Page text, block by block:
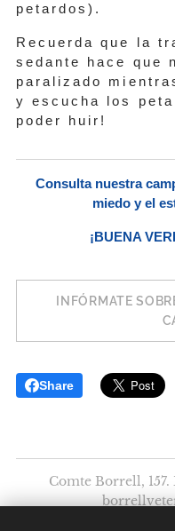
petardos).
Recuerda que la
sedante hace que
paralizado
y escucha los
poder huir!
Consulta nuestra
miedo y el
¡BUENA
INFÓRMATE
Share
Comte Borrell, 157.